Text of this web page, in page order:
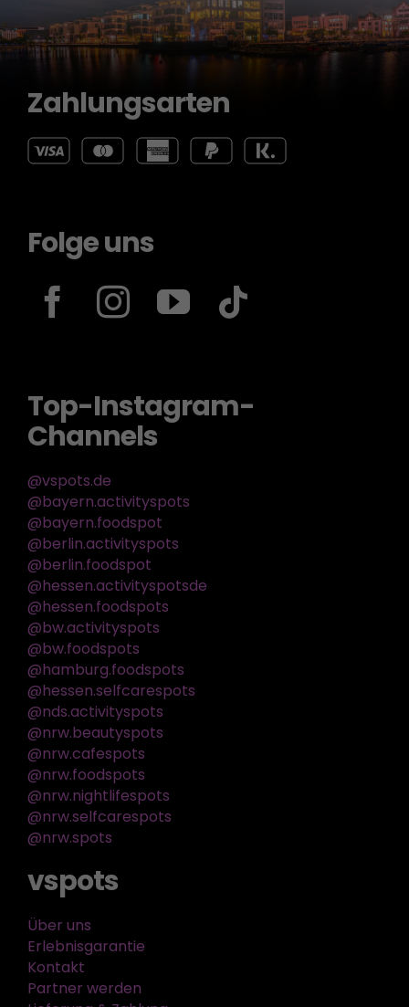
Zahlungsarten
Folge uns
Top-Instagram-
Channels
@vspots.de
@bayern.activityspots
@bayern.foodspot
@berlin.activityspots
@berlin.foodspot
@hessen.activityspotsde
@hessen.foodspots
@bw.activityspots
@bw.foodspots
@hamburg.foodspots
@hessen.selfcarespots
@nds.activityspots
@nrw.beautyspots
@nrw.cafespots
@nrw.foodspots
@nrw.nightlifespots
@nrw.selfcarespots
@nrw.spots
vspots
Über uns
Erlebnisgarantie
Kontakt
Partner werden